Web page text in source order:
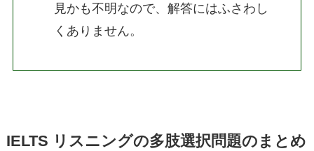
見かも不明なので、解答にはふさわし
くありません。
IELTS リスニングの多肢選択問題のまとめ